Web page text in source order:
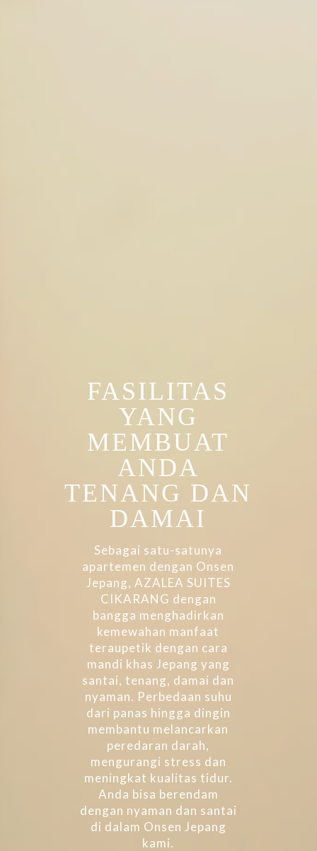
FASILITAS
YANG
MEMBUAT
ANDA
TENANG DAN
DAMAI
Sebagai satu-satunya
apartemen dengan Onsen
Jepang, AZALEA SUITES
CIKARANG dengan
bangga menghadirkan
kemewahan manfaat
teraupetik dengan cara
mandi khas Jepang yang
santai, tenang, damai dan
nyaman. Perbedaan suhu
dari panas hingga dingin
membantu melancarkan
peredaran darah,
mengurangi stress dan
meningkat kualitas tidur.
Anda bisa berendam
dengan nyaman dan santai
di dalam Onsen Jepang
kami.